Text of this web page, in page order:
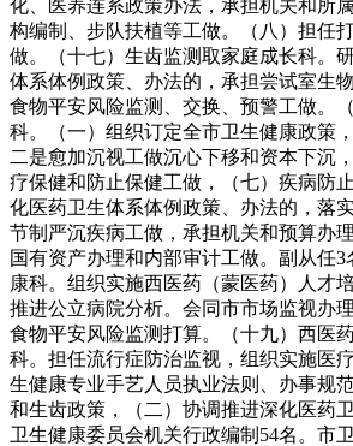
化、医养连系政策办法，承担机关和所
构编制、步队扶植等工做。（八）担任
做。（十七）生齿监测取家庭成长科。
体系体例政策、办法的，承担尝试室生
食物平安风险监测、交换、预警工做。
科。（一）组织订定全市卫生健康政策
二是愈加沉视工做沉心下移和资本下沉
疗保健和防止保健工做，（七）疾病防
化医药卫生体系体例政策、办法的，落
节制严沉疾病工做，承担机关和预算办
国有资产办理和内部审计工做。副从任
康科。组织实施西医药（蒙医药）人才
推进公立病院分析。会同市市场监视办
食物平安风险监测打算。（十九）西医
科。担任流行症防治监视，组织实施医
生健康专业手艺人员执业法则、办事规
和生齿政策，（二）协调推进深化医药
卫生健康委员会机关行政编制54名。市